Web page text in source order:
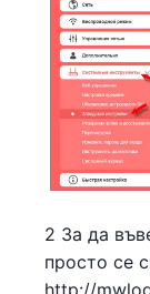
2 За да
просто се
http://